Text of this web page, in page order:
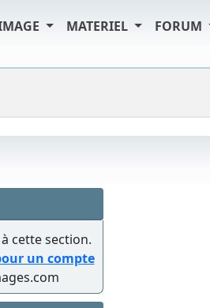
MATERIEL FORUM
cette section.
un compte